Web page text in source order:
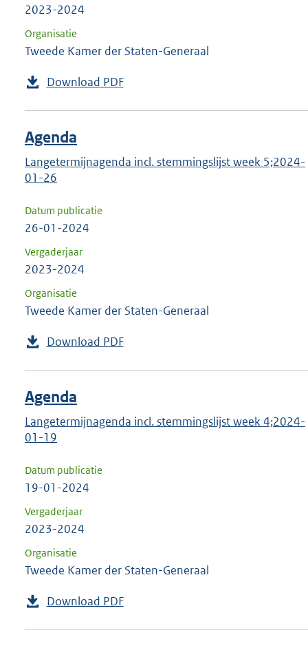
2023-2024
Organisatie
Tweede Kamer der Staten-Generaal
Download PDF
Agenda
Langetermijnagenda incl. stemmingslijst week 5;2024-
01-26
Datum publicatie
26-01-2024
Vergaderjaar
2023-2024
Organisatie
Tweede Kamer der Staten-Generaal
Download PDF
Agenda
Langetermijnagenda incl. stemmingslijst week 4;2024-
01-19
Datum publicatie
19-01-2024
Vergaderjaar
2023-2024
Organisatie
Tweede Kamer der Staten-Generaal
Download PDF